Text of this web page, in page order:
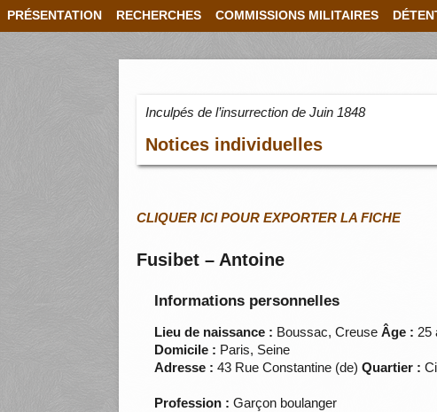
PRÉSENTATION RECHERCHES COMMISSIONS MILITAIRES
Inculpés de l’insurrection de Juin 1848
Notices individuelles
CLIQUER ICI POUR EXPORTER LA FICHE
Fusibet – Antoine
Informations personnelles
Lieu de naissance : Boussac, Creuse Âge : 25
Domicile : Paris, Seine
Adresse : 43 Rue Constantine (de)Quartier :
Profession : Garçon boulanger